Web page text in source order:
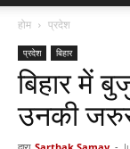
होम प्रदेश
प्रदेश बिहार
बिहार में
उनकी